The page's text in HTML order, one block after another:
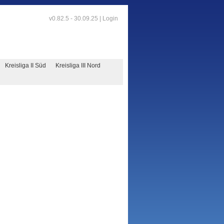
v0.82.5 - 30.09.25 | Login
Kreisliga II Süd
Kreisliga III Nord